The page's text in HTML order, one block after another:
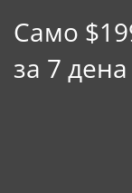
Само
за 7